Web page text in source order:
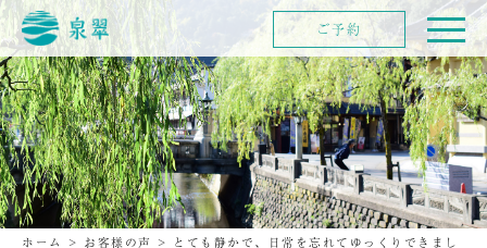
ホーム > お客様の声 > とても静かで、日常を忘れてゆっくりできまし
ご予約